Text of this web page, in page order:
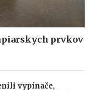
prvkov
vypínače,